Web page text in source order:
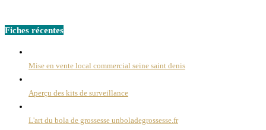
Fiches récentes
Mise en vente local commercial seine saint denis
Aperçu des kits de surveillance
L'art du bola de grossesse unboladegrossesse.fr